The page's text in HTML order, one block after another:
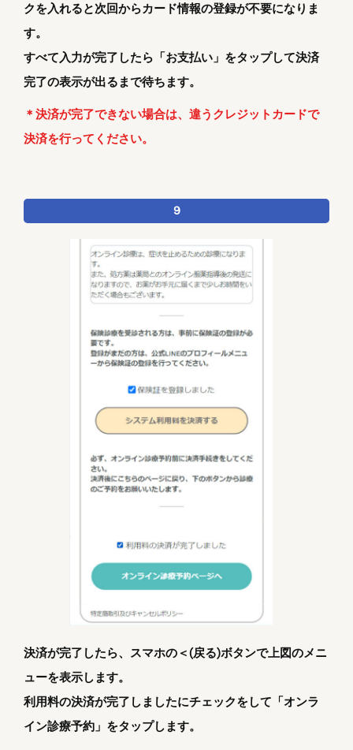
クを入れると次回からカード情報の登録が不要になりま
す。
すべて入力が完了したら「お支払い」をタップして決済
完了の表示が出るまで待ちます。
＊決済が完了できない場合は、違うクレジットカードで
決済を行ってください。
9
決済が完了したら、スマホの＜(戻る)ボタンで上図のメニ
ューを表示します。
利用料の決済が完了しましたにチェックをして「オンラ
イン診療予約」をタップします。